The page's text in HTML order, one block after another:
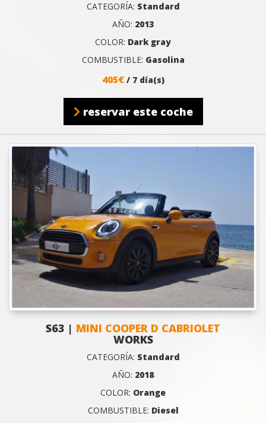
CATEGORÍA: Standard
AÑO: 2013
COLOR: Dark gray
COMBUSTIBLE: Gasolina
405€ / 7 día(s)
reservar este coche
S63 | MINI COOPER D CABRIOLET
WORKS
CATEGORÍA: Standard
AÑO: 2018
COLOR: Orange
COMBUSTIBLE: Diesel